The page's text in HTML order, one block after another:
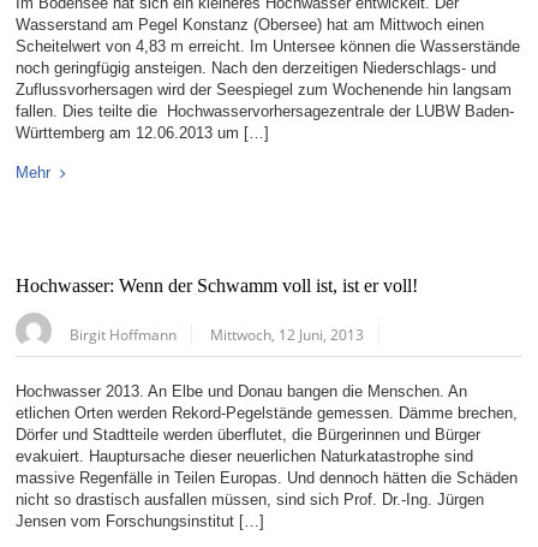
Wasserstand am Pegel Konstanz (Obersee) hat am Mittwoch einen
Scheitelwert von 4,83 m erreicht. Im Untersee können die Wasserstände
noch geringfügig ansteigen. Nach den derzeitigen Niederschlags- und
Zuflussvorhersagen wird der Seespiegel zum Wochenende hin langsam
fallen. Dies teilte die Hochwasservorhersagezentrale der LUBW Baden-
Württemberg am 12.06.2013 um […]
Mehr
Hochwasser: Wenn der Schwamm voll ist, ist er voll!
Birgit Hoffmann Mittwoch, 12 Juni, 2013
Hochwasser 2013. An Elbe und Donau bangen die Menschen. An
etlichen Orten werden Rekord-Pegelstände gemessen. Dämme brechen,
Dörfer und Stadtteile werden überflutet, die Bürgerinnen und Bürger
evakuiert. Hauptursache dieser neuerlichen Naturkatastrophe sind
massive Regenfälle in Teilen Europas. Und dennoch hätten die Schäden
nicht so drastisch ausfallen müssen, sind sich Prof. Dr.-Ing. Jürgen
Jensen vom Forschungsinstitut […]